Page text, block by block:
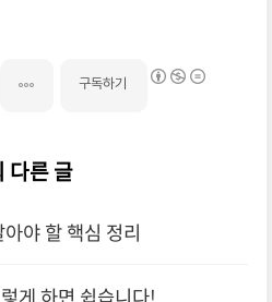
구독하기
다른 글
야 할 핵심 정리